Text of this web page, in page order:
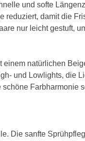
und softe
reduziert, damit die
nur leicht gestuft,
natürlichen
und Lowlights, die
Farbharmonie
Die sanfte